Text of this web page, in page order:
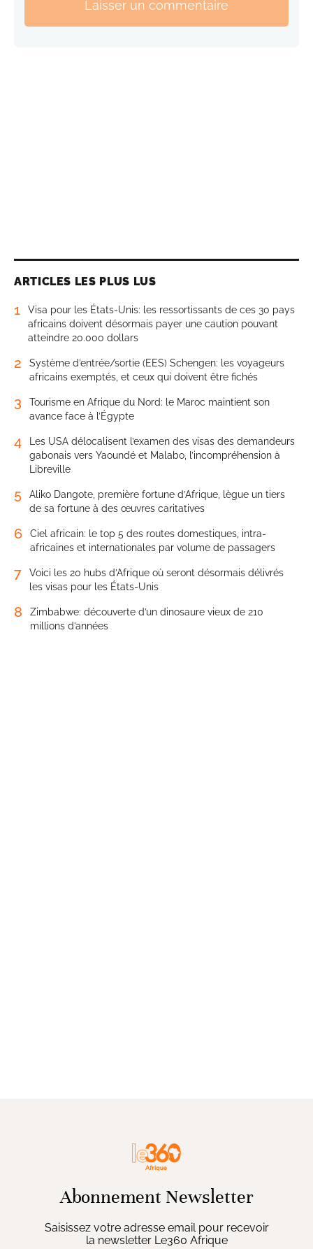
Laisser un commentaire
ARTICLES LES PLUS LUS
1
Visa pour les États-Unis: les ressortissants de ces 30 pays
africains doivent désormais payer une caution pouvant
atteindre 20.000 dollars
2
Système d’entrée/sortie (EES) Schengen: les voyageurs
africains exemptés, et ceux qui doivent être fichés
3
Tourisme en Afrique du Nord: le Maroc maintient son
avance face à l’Égypte
4
Les USA délocalisent l’examen des visas des demandeurs
gabonais vers Yaoundé et Malabo, l’incompréhension à
Libreville
5
Aliko Dangote, première fortune d’Afrique, lègue un tiers
de sa fortune à des œuvres caritatives
6
Ciel africain: le top 5 des routes domestiques, intra-
africaines et internationales par volume de passagers
7
Voici les 20 hubs d’Afrique où seront désormais délivrés
les visas pour les États-Unis
8
Zimbabwe: découverte d’un dinosaure vieux de 210
millions d’années
Abonnement Newsletter
Saisissez votre adresse email pour recevoir
la newsletter Le360 Afrique